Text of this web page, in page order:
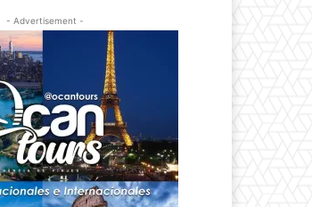
- Advertisement -